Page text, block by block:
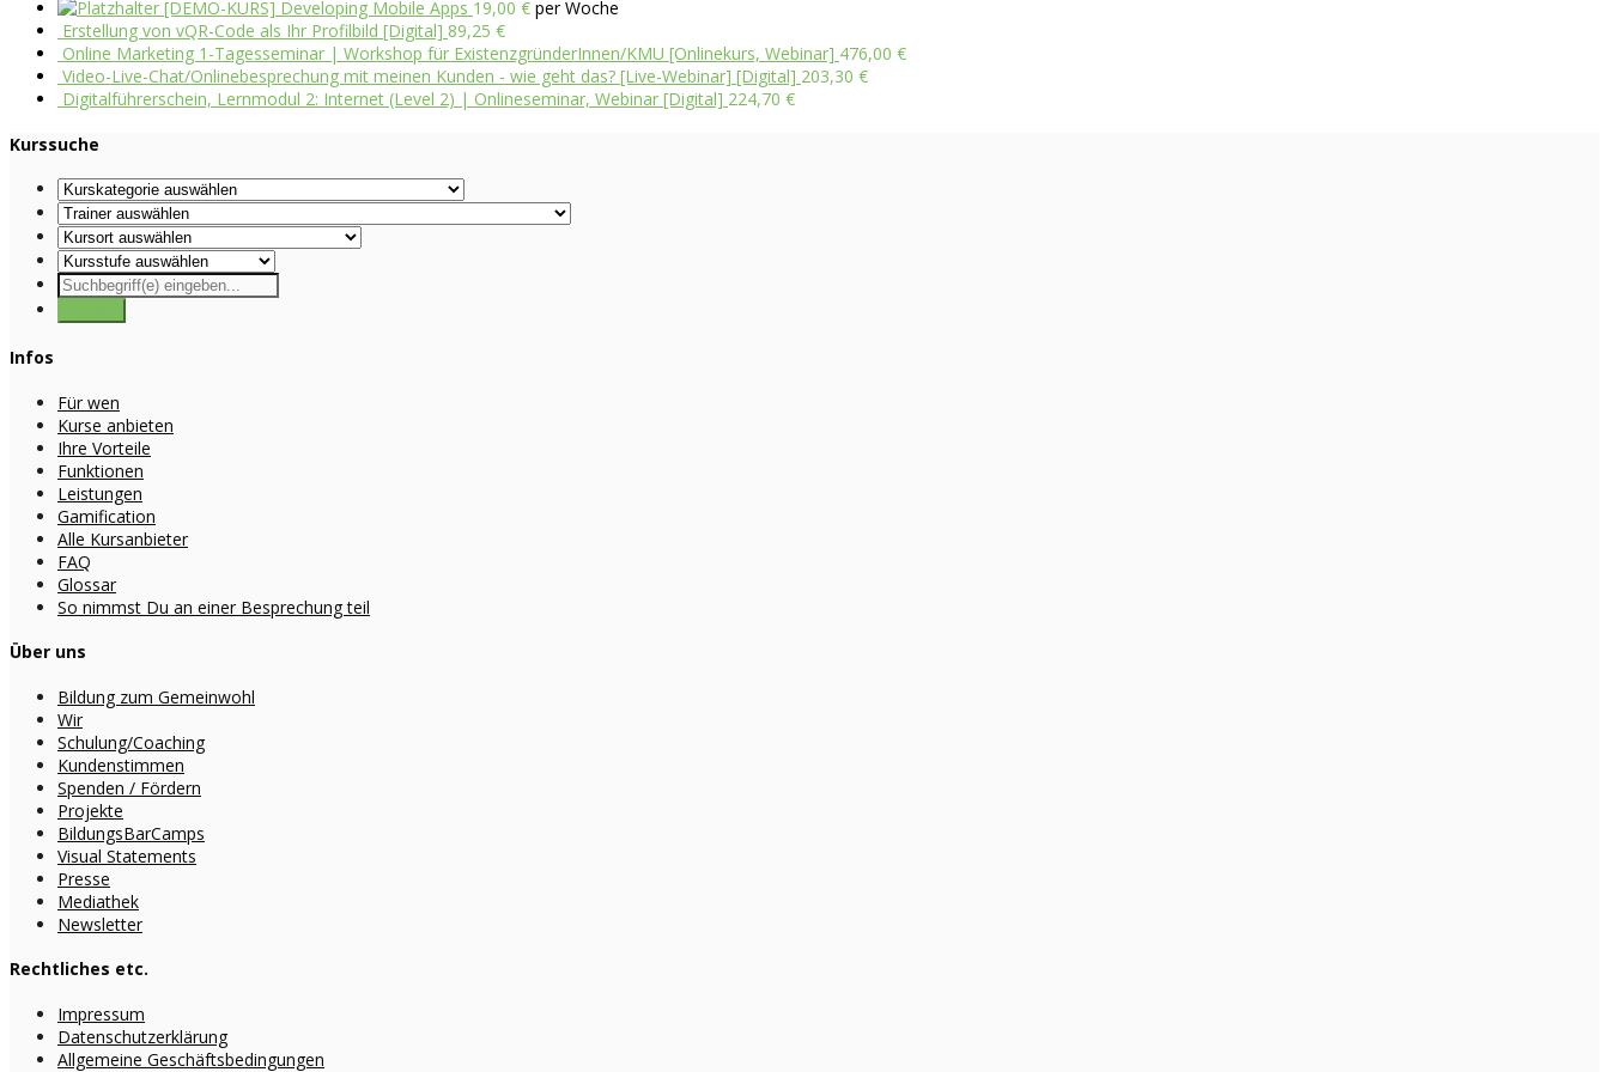
[DEMO-KURS] Developing Mobile Apps 19,00 € per Woche
Erstellung von vQR-Code als Ihr Profilbild [Digital] 89,25 €
Online Marketing 1-Tagesseminar | Workshop für ExistenzgründerInnen/KMU [Onlinekurs, Webinar] 476,00 €
Video-Live-Chat/Onlinebesprechung mit meinen Kunden - wie geht das? [Live-Webinar] [Digital] 203,30 €
Digitalführerschein, Lernmodul 2: Internet (Level 2) | Onlineseminar, Webinar [Digital] 224,70 €
Kurssuche
Infos
Für wen
Kurse anbieten
Ihre Vorteile
Funktionen
Leistungen
Gamification
Alle Kursanbieter
FAQ
Glossar
So nimmst Du an einer Besprechung teil
Über uns
Bildung zum Gemeinwohl
Wir
Schulung/Coaching
Kundenstimmen
Spenden / Fördern
Projekte
BildungsBarCamps
Visual Statements
Presse
Mediathek
Newsletter
Rechtliches etc.
Impressum
Datenschutzerklärung
Allgemeine Geschäftsbedingungen